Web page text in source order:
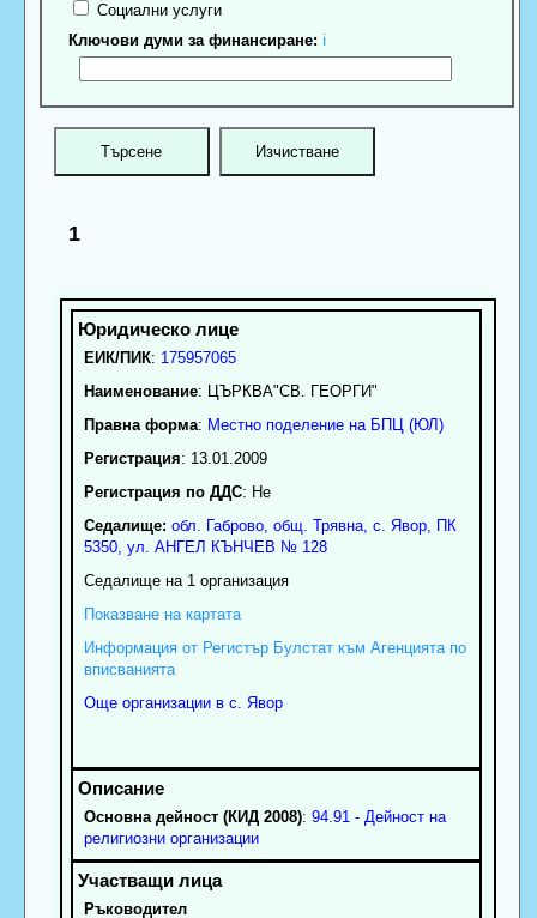
Социални услуги
Ключови думи за финансиране: ℹ
1
ЕИК/ПИК: 175957065
Наименование: ЦЪРКВА"СВ. ГЕОРГИ"
Правна форма: Местно поделение на БПЦ (ЮЛ)
Регистрация: 13.01.2009
Регистрация по ДДС: Нe
Седалище: обл. Габрово, общ. Трявна, с. Явор, ПК
5350, ул. АНГЕЛ КЪНЧЕВ № 128
Седалище на 1 организация
Показване на картата
Информация от Регистър Булстат към Агенцията по
вписванията
Още организации в с. Явор
Основна дейност (КИД 2008): 94.91 - Дейност на
религиозни организации
Ръководител